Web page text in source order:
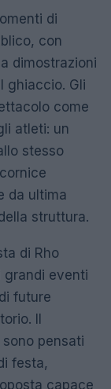
di
con
dimostrazioni
ghiaccio. Gli
come
atleti: un
stesso
da ultima
struttura.
di Rho
grandi eventi
future
Il
pensati
festa,
capace